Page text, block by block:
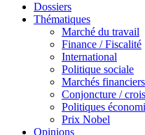
Dossiers
Thématiques
Marché du travail
Finance / Fiscalité
International
Politique sociale
Marchés financiers
Conjoncture /
Politiques
Prix Nobel
Opinions